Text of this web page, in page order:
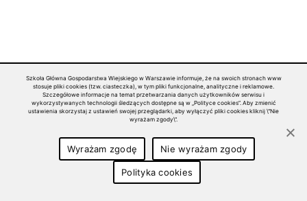
Szkoła Główna Gospodarstwa Wiejskiego w Warszawie informuje, że na swoich stronach www
stosuje pliki cookies (tzw. ciasteczka), w tym pliki funkcjonalne, analityczne i reklamowe.
Szczegółowe informacje na temat przetwarzania danych użytkowników serwisu i
wykorzystywanych technologii śledzących dostępne są w „Polityce cookies”. Aby zmienić
ustawienia skorzystaj z ustawień swojej przeglądarki, aby wyłączyć pliki cookies kliknij \"Nie
wyrażam zgody\".
Wyrażam zgodę Nie wyrażam zgody
Polityka cookies